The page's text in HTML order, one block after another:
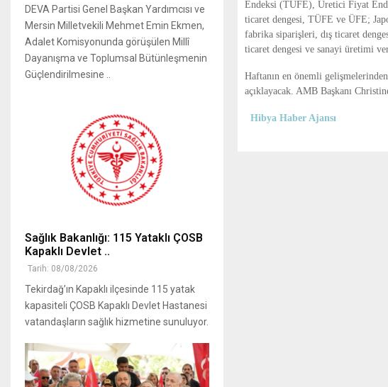
Endeksi (TÜFE), Üretici Fiyat
ticaret dengesi, TÜFE ve ÜFE;
fabrika siparişleri, dış ticaret
ticaret dengesi ve sanayi üretimi
Haftanın en önemli
açıklayacak. AMB Başkanı
Hibya Haber Ajansı
DEVA Partisi Genel Başkan Yardımcısı ve
Mersin Milletvekili Mehmet Emin Ekmen,
Adalet Komisyonunda görüşülen Millî
Dayanışma ve Toplumsal Bütünleşmenin
Güçlendirilmesine ..
Sağlık Bakanlığı: 115 Yataklı ÇOSB
Kapaklı Devlet ..
Tarih: 08/08/2026
Tekirdağ’ın Kapaklı ilçesinde 115 yatak
kapasiteli ÇOSB Kapaklı Devlet Hastanesi
vatandaşların sağlık hizmetine sunuluyor.